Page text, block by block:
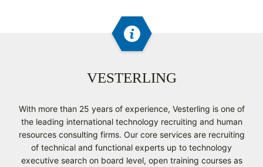
VESTERLING
With more than 25 years of experience, Vesterling is one of
the leading international technology recruiting and human
resources consulting firms. Our core services are recruiting
of technical and functional experts up to technology
executive search on board level, open training courses as